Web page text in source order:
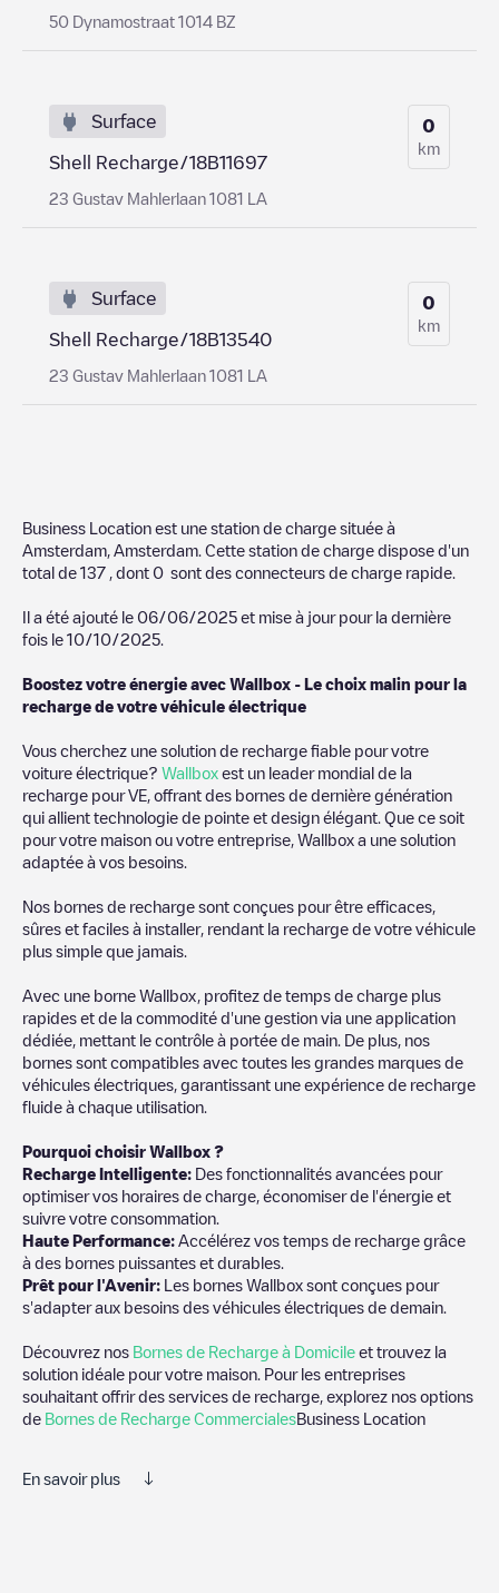
50 Dynamostraat 1014 BZ
Surface
Shell Recharge/18B11697
23 Gustav Mahlerlaan 1081 LA
0
km
Surface
Shell Recharge/18B13540
23 Gustav Mahlerlaan 1081 LA
0
km
Business Location est une station de charge située à
Amsterdam Amsterdam . Cette station de charge dispose d'un
total de 137 , dont 0 sont des connecteurs de charge rapide.
Il a été ajouté le 06/06/2025 et mise à jour pour la dernière
fois le 10/10/2025
Boostez votre énergie avec Wallbox - Le choix malin pour la
recharge de votre véhicule électrique
Vous cherchez une solution de recharge fiable pour votre
voiture électrique? Wallbox est un leader mondial de la
recharge pour VE, offrant des bornes de dernière génération
qui allient technologie de pointe et design élégant. Que ce soit
pour votre maison ou votre entreprise, Wallbox a une solution
adaptée à vos besoins.
Nos bornes de recharge sont conçues pour être efficaces,
sûres et faciles à installer, rendant la recharge de votre véhicule
plus simple que jamais.
Avec une borne Wallbox, profitez de temps de charge plus
rapides et de la commodité d'une gestion via une application
dédiée, mettant le contrôle à portée de main. De plus, nos
bornes sont compatibles avec toutes les grandes marques de
véhicules électriques, garantissant une expérience de recharge
fluide à chaque utilisation.
Pourquoi choisir Wallbox ?
Recharge Intelligente: Des fonctionnalités avancées pour
optimiser vos horaires de charge, économiser de l'énergie et
suivre votre consommation.
Haute Performance: Accélérez vos temps de recharge grâce
à des bornes puissantes et durables.
Prêt pour l'Avenir: Les bornes Wallbox sont conçues pour
s'adapter aux besoins des véhicules électriques de demain.
Découvrez nos Bornes de Recharge à Domicile et trouvez la
solution idéale pour votre maison. Pour les entreprises
souhaitant offrir des services de recharge, explorez nos options
de Bornes de Recharge CommercialesBusiness Location
En savoir plus